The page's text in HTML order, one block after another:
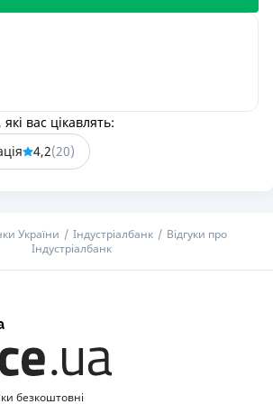
які вас цікавлять:
4,2(20)
України Індустріалбанк
Відгуки про
Індустріалбанк
безкоштовні